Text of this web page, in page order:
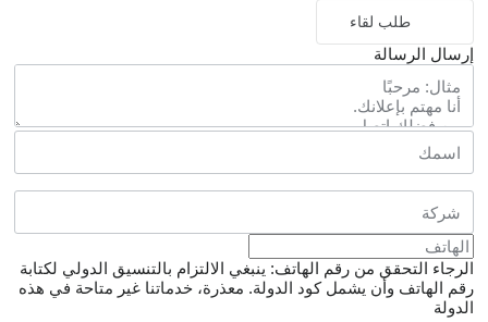
طلب لقاء
إرسال الرسالة
الرجاء التحقق من رقم الهاتف: ينبغي الالتزام بالتنسيق الدولي لكتابة
رقم الهاتف وأن يشمل كود الدولة. معذرة، خدماتنا غير متاحة في هذه
الدولة